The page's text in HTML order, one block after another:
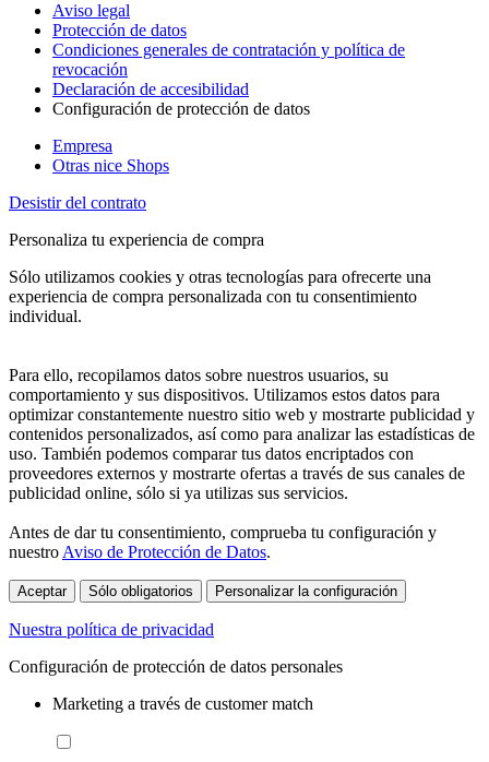
Aviso legal
Protección de datos
Condiciones generales de contratación y política de
revocación
Declaración de accesibilidad
Configuración de protección de datos
Empresa
Otras nice Shops
Desistir del contrato
Personaliza tu experiencia de compra
Sólo utilizamos cookies y otras tecnologías para ofrecerte una
experiencia de compra personalizada con tu consentimiento
individual.
Para ello, recopilamos datos sobre nuestros usuarios, su
comportamiento y sus dispositivos. Utilizamos estos datos para
optimizar constantemente nuestro sitio web y mostrarte publicidad y
contenidos personalizados, así como para analizar las estadísticas de
uso. También podemos comparar tus datos encriptados con
proveedores externos y mostrarte ofertas a través de sus canales de
publicidad online, sólo si ya utilizas sus servicios.
Antes de dar tu consentimiento, comprueba tu configuración y
nuestro Aviso de Protección de Datos.
Aceptar Sólo obligatorios Personalizar la configuración
Nuestra política de privacidad
Configuración de protección de datos personales
Marketing a través de customer match